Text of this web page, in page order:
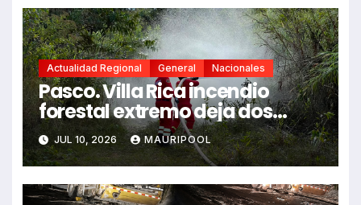
Actualidad Regional General Nacionales
Pasco. Villa Rica incendio
forestal extremo deja dos
fallecidos y heridos
JUL 10, 2026 MAURIPOOL